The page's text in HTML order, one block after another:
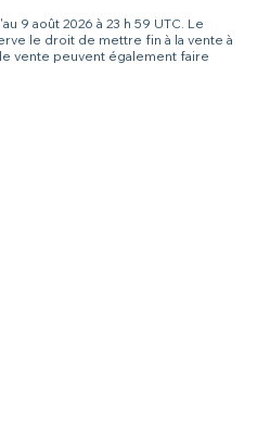
9 août 2026 à 23 h 59 UTC. Le
le droit de mettre fin à la vente à
vente peuvent également faire